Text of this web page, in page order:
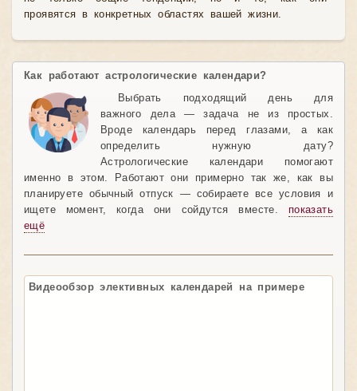
проявятся в конкретных областях вашей жизни.
Как работают астрологические календари?
Выбрать подходящий день для
важного дела — задача не из простых.
Вроде календарь перед глазами, а как
определить нужную дату?
Астрологические календари помогают
именно в этом. Работают они примерно так же, как вы
планируете обычный отпуск — собираете все условия и
ищете момент, когда они сойдутся вместе. показать
ещё
Видеообзор элективных календарей на примере